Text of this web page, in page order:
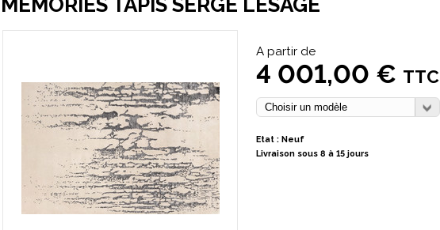
MEMORIES TAPIS SERGE LESAGE
A partir de
4 001,00 € TTC
Etat : Neuf
Livraison sous 8 à 15 jours